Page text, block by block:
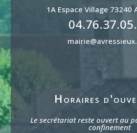
1A Espace Village 73240
Horaires
Le secrétariat reste ouvert au
confinement